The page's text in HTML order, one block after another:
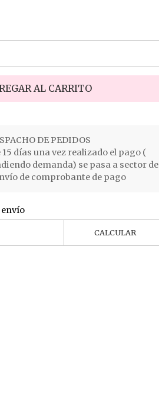
AL CARRITO
DE PEDIDOS
días una vez realizado el pago (
demanda) se pasa a sector de
de comprobante de pago
CALCULAR